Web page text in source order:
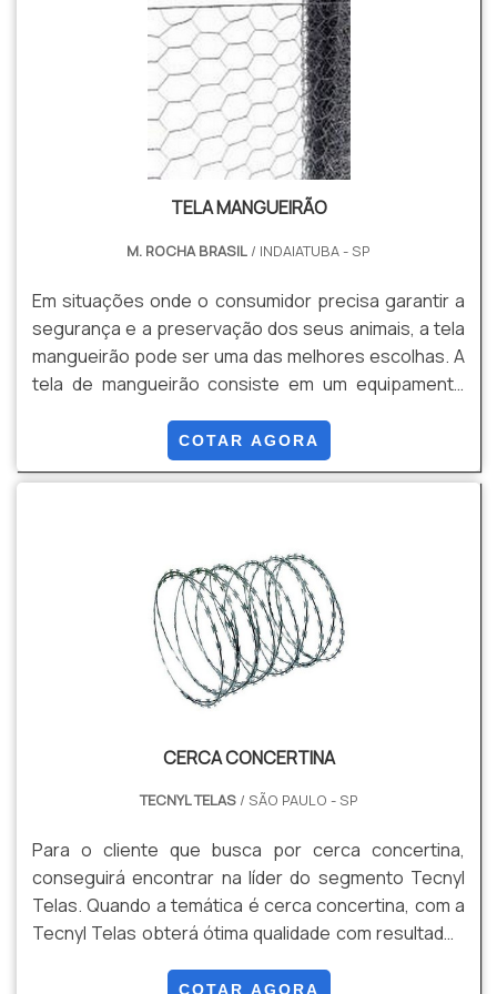
TELA MANGUEIRÃO
M. ROCHA BRASIL / INDAIATUBA - SP
Em situações onde o consumidor precisa garantir a
segurança e a preservação dos seus animais, a tela
mangueirão pode ser uma das melhores escolhas. A
tela de mangueirão consiste em um equipamento
para proteção de animais de médio porte. Ela possui
baixo teor de carbono, e o material galvanizado
às adversidades climáticas, como sol, chuvas e
COTAR AGORA
CERCA CONCERTINA
TECNYL TELAS/ SÃO PAULO - SP
Para o cliente que busca por cerca concertina,
conseguirá encontrar na líder do segmento Tecnyl
Telas. Quando a temática é cerca concertina, com a
Tecnyl Telas obterá ótima qualidade com resultados
estados do Brasil. MAIS DETALHES INTERESSANTES
COTAR AGORA